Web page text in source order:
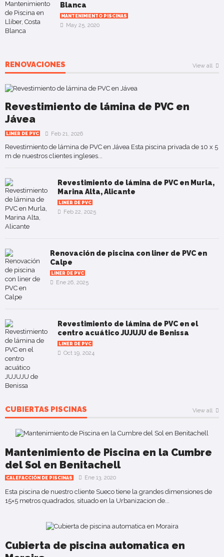
Blanca
MANTENIMIENTO PISCINAS
May 25, 2020
RENOVACIONES View all
Revestimiento de lámina de PVC en
Jávea
LINER DE PVC Feb 21, 2026
Revestimiento de lámina de PVC en Jávea Esta piscina privada de 10 x 5
m de nuestros clientes ingleses...
Revestimiento de lámina de PVC en Murla,
Marina Alta, Alicante
LINER DE PVC
Feb 22, 2025
Renovación de piscina con liner de PVC en
Calpe
LINER DE PVC
Ene 26, 2025
Revestimiento de lámina de PVC en el
centro acuático JUJUJU de Benissa
LINER DE PVC
Oct 19, 2024
CUBIERTAS PISCINAS View all
Mantenimiento de Piscina en la Cumbre
del Sol en Benitachell
CALEFACCIÓN DE PISCINAS Ene 13, 2020
Esta piscina de nuestro cliente Sueco tiene la grandes dimensiones de
15×5 metros quadrados, situado en la Urbanizacion de...
Cubierta de piscina automatica en